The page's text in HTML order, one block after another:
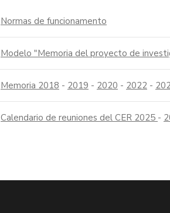
Normas de funcionamento
Modelo "Memoria del proyecto de
Memoria 2018 - 2019 - 2020 - 2022 -
Calendario de reuniones del CER 2025 -